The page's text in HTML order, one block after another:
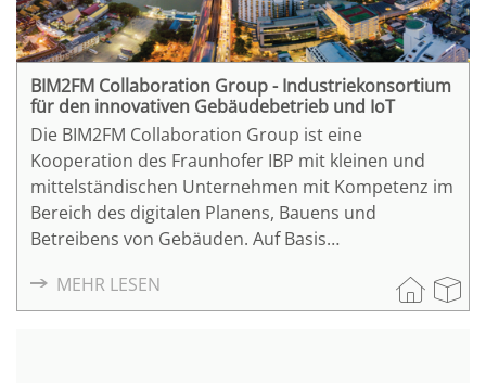
BIM2FM Collaboration Group - Industriekonsortium
für den innovativen Gebäudebetrieb und IoT
Die BIM2FM Collaboration Group ist eine
Kooperation des Fraunhofer IBP mit kleinen und
mittelständischen Unternehmen mit Kompetenz im
Bereich des digitalen Planens, Bauens und
Betreibens von Gebäuden. Auf Basis
konkreter Anwendungsfälle erproben, optimieren
und prüfen die BIM2FM Collaboration Group -
MEHR LESEN